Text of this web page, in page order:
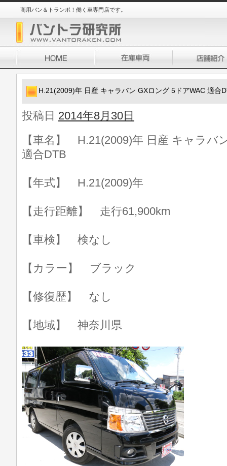
商用バン＆トランポ！働く車専門店です。
H.21(2009)年 日産 キャラバン GXロング 5ドアWAC 適合
投稿日 2014年8月30日
【車名】 H.21(2009)年 日産 キャラバ
適合DTB
【年式】 H.21(2009)年
【走行距離】 走行61,900km
【車検】 検なし
【カラー】 ブラック
【修復歴】 なし
【地域】 神奈川県